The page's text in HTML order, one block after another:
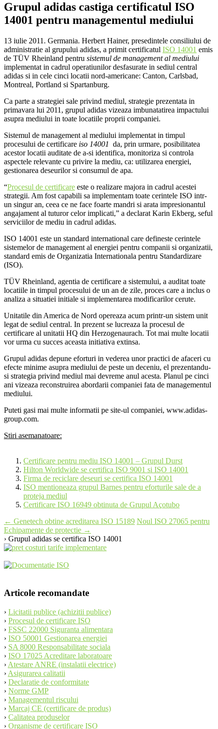
Grupul adidas castiga certificatul ISO
14001 pentru managementul mediului
13 iulie 2011. Germania. Herbert Hainer, presedintele consiliului de
administratie al grupului adidas, a primit certificatul ISO 14001 emis
de TÜV Rheinland pentru sistemul de management al mediului
implementat in cadrul operatiunilor desfasurate in sediul central
adidas si in cele cinci locatii nord-americane: Canton, Carlsbad,
Montreal, Portland si Spartanburg.
Ca parte a strategiei sale privind mediul, strategie prezentata in
primavara lui 2011, grupul adidas vizeaza imbunatatirea impactului
asupra mediului in toate locatiile proprii companiei.
Sistemul de management al mediului implementat in timpul
procesului de certificare iso 14001 da, prin urmare, posibilitatea
acestor locatii auditate de a-si identifica, monitoriza si controla
aspectele relevante cu privire la mediu, ca: utilizarea energiei,
gestionarea deseurilor si consumul de apa.
“Procesul de certificare este o realizare majora in cadrul acestei
strategii. Am fost capabili sa implementam toate cerintele ISO intr-
un singur an, ceea ce ne face foarte mandri si arata impresionantul
angajament al tuturor celor implicati,” a declarat Karin Ekberg, seful
serviciilor de mediu in cadrul adidas.
ISO 14001 este un standard international care defineste cerintele
sistemelor de management al energiei pentru companii si organizatii,
standard emis de Organizatia Internationala pentru Standardizare
(ISO).
TÜV Rheinland, agentia de certificare a sistemului, a auditat toate
locatiile in timpul procesului de un an de zile, proces care a inclus o
analiza a situatiei initiale si implementarea modificarilor cerute.
Unitatile din America de Nord opereaza acum printr-un sistem unit
legat de sediul central. In prezent se lucreaza la procesul de
certificare al unitatii HQ din Herzogenaurach. Tot mai multe locatii
vor urma cu succes aceasta initiativa extinsa.
Grupul adidas depune eforturi in vederea unor practici de afaceri cu
efecte minime asupra mediului de peste un deceniu, el prezentandu-
si strategia privind mediul mai devreme anul acesta. Planul pe cinci
ani vizeaza reconstruirea abordarii companiei fata de managementul
mediului.
Puteti gasi mai multe informatii pe site-ul companiei, www.adidas-
group.com.
Stiri asemanatoare:
Certificare pentru mediu ISO 14001 – Grupul Durst
Hilton Worldwide se certifica ISO 9001 si ISO 14001
Firma de reciclare deseuri se certifica ISO 14001
ISO mentioneaza grupul Barnes pentru eforturile sale de a
proteja mediul
Certificare ISO 16949 obtinuta de Grupul Açotubo
Post
navigation
← Genetech obtine acreditarea ISO 15189 Noul ISO 27065 pentru
Echipamente de protectie →
› Grupul adidas se certifica ISO 14001
Articole recomandate
› Licitatii publice (achizitii publice)
› Procesul de certificare ISO
› FSSC 22000 Siguranta alimentara
› ISO 50001 Gestionarea energiei
› SA 8000 Responsabilitate sociala
› ISO 17025 Acreditare laboratoare
› Atestare ANRE (instalatii electrice)
› Asigurarea calitatii
› Declaratie de conformitate
› Norme GMP
› Managementul riscului
› Marcaj CE (certificare de produs)
› Calitatea produselor
› Organisme de certificare ISO